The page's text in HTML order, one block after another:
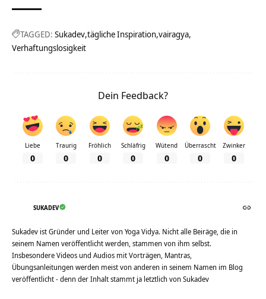
TAGGED: Sukadev tägliche Inspiration vairagya
Verhaftungslosigkeit
Dein Feedback?
Liebe
0
Traurig
0
Fröhlich
0
Schläfrig
0
Wütend
0
Überrascht
0
Zwinker
0
SUKADEV
Sukadev ist Gründer und Leiter von Yoga Vidya. Nicht alle Beiräge, die in
seinem Namen veröffentlicht werden, stammen von ihm selbst.
Insbesondere Videos und Audios mit Vorträgen, Mantras,
Übungsanleitungen werden meist von anderen in seinem Namen im Blog
veröffentlicht - denn der Inhalt stammt ja letztlich von Sukadev